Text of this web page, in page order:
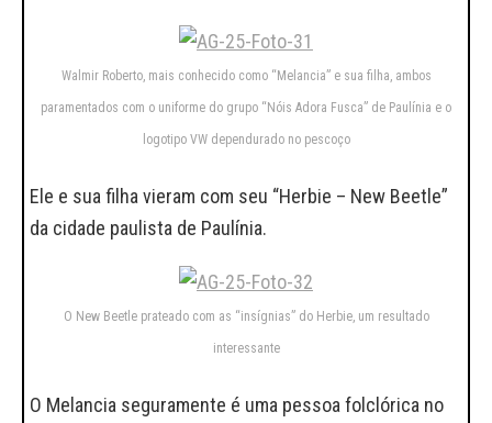
Walmir Roberto, mais conhecido como “Melancia” e sua filha, ambos
paramentados com o uniforme do grupo “Nóis Adora Fusca” de Paulínia e o
logotipo VW dependurado no pescoço
Ele e sua filha vieram com seu “Herbie – New Beetle”
da cidade paulista de Paulínia.
O New Beetle prateado com as “insígnias” do Herbie, um resultado
interessante
O Melancia seguramente é uma pessoa folclórica no